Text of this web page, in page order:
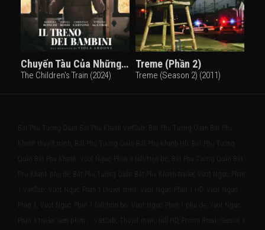
Chuyến Tàu Của Những Đứa Trẻ
The Children's Train (2024)
Treme (Phần 2)
Treme (Season 2) (2011)
Bất Phụ Tướng Quân Bất Phụ Khanh VietSub, Bất Phụ Tướng Quân Bất Phụ
Khanh thuyết minh, Bất Phụ Tướng Quân Bất Phụ Khanh HD, Bất Phụ Tướng
Quân Bất Phụ Khanh, Vượt Ngục: Phần 1 full/trọn bộ, Bất Phụ Tướng Quân Bất
Phụ Khanh phụ đề, Bất Phụ Tướng Quân Bất Phụ Khanh trailer, Vuot Nguc: Phan
1 VietSub, Vuot Nguc: Phan 1 thuyet minh, Vuot Nguc: Phan 1 HD, Vuot Nguc:
Phan 1, Vuot Nguc: Phan 1 full/tron bo, Vuot Nguc: Phan 1 phu de, Vuot Nguc:
Phan 1 trailer Xem phim , , VietSub, Thuyết minh, full HD, Prison Break: Season 1